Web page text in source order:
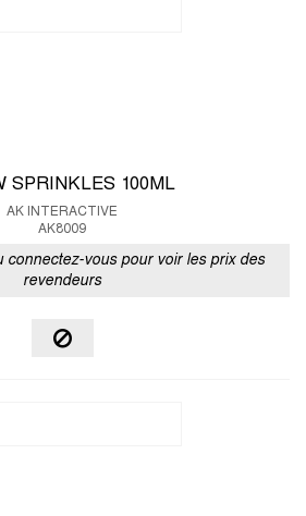
SPRINKLES 100ML
AK INTERACTIVE
AK8009
connectez-vous pour voir les prix des
revendeurs